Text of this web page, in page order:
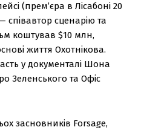
(прем’єра в Лісабоні 20
співавтор сценарію та
коштував $10 млн,
життя Охотнікова.
у документалі Шона
Зеленського та Офіс
засновників Forsage,